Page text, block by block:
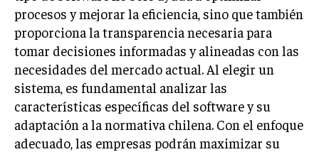
procesos y mejorar la eficiencia, sino que también
proporciona la transparencia necesaria para
tomar decisiones informadas y alineadas con las
necesidades del mercado actual. Al elegir un
sistema, es fundamental analizar las
características específicas del software y su
adaptación a la normativa chilena. Con el enfoque
adecuado, las empresas podrán maximizar su